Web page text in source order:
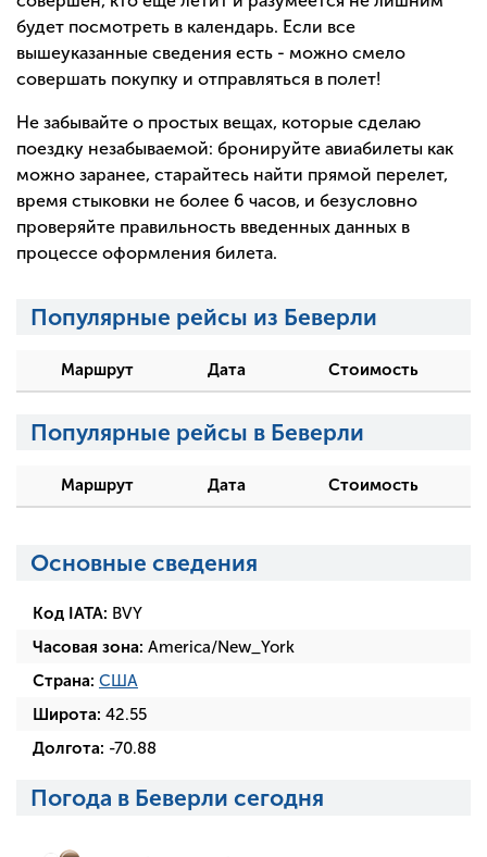
будет посмотреть в календарь. Если все
вышеуказанные сведения есть - можно смело
совершать покупку и отправляться в полет!
Не забывайте о простых вещах, которые сделаю
поездку незабываемой: бронируйте авиабилеты как
можно заранее, старайтесь найти прямой перелет,
время стыковки не более 6 часов, и безусловно
проверяйте правильность введенных данных в
процессе оформления билета.
Популярные рейсы из Беверли
Маршрут Дата Стоимость
Популярные рейсы в Беверли
Маршрут Дата Стоимость
Основные сведения
Код IATA: BVY
Часовая зона: America/New_York
Страна: США
Широта: 42.55
Долгота: -70.88
Погода в Беверли сегодня